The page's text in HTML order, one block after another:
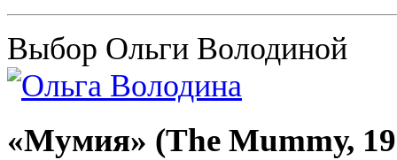
Выбор Ольги Володиной
«Мумия» (The Mummу,